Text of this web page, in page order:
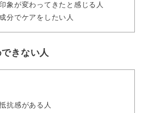
象が変わってきたと感じる人
分でケアをしたい人
きない人
抗感がある人